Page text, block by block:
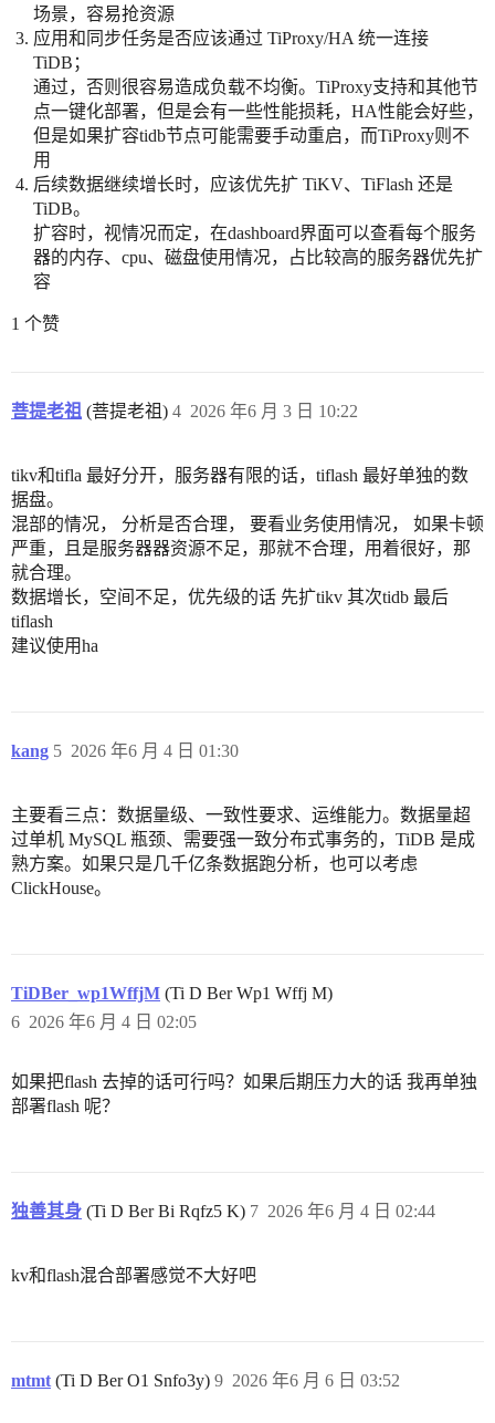
场景，容易抢资源
应用和同步任务是否应该通过 TiProxy/HA 统一连接
TiDB；
通过，否则很容易造成负载不均衡。TiProxy支持和其他节
点一键化部署，但是会有一些性能损耗，HA性能会好些，
但是如果扩容tidb节点可能需要手动重启，而TiProxy则不
用
后续数据继续增长时，应该优先扩 TiKV、TiFlash 还是
TiDB。
扩容时，视情况而定，在dashboard界面可以查看每个服务
器的内存、cpu、磁盘使用情况，占比较高的服务器优先扩
容
1 个赞
菩提老祖 (菩提老祖) 2026 年6 月 3 日 10:22
4
tikv和tifla 最好分开，服务器有限的话，tiflash 最好单独的数
据盘。
混部的情况， 分析是否合理， 要看业务使用情况， 如果卡顿
严重，且是服务器器资源不足，那就不合理，用着很好，那
就合理。
数据增长，空间不足，优先级的话 先扩tikv 其次tidb 最后
tiflash
建议使用ha
kang 2026 年6 月 4 日 01:30
5
主要看三点：数据量级、一致性要求、运维能力。数据量超
过单机 MySQL 瓶颈、需要强一致分布式事务的，TiDB 是成
熟方案。如果只是几千亿条数据跑分析，也可以考虑
ClickHouse。
TiDBer_wp1WffjM (Ti D Ber Wp1 Wffj M)
2026 年6 月 4 日 02:05
6
如果把flash 去掉的话可行吗？如果后期压力大的话 我再单独
部署flash 呢？
独善其身 (Ti D Ber Bi Rqfz5 K) 2026 年6 月 4 日 02:44
7
kv和flash混合部署感觉不大好吧
mtmt (Ti D Ber O1 Snfo3y) 2026 年6 月 6 日 03:52
9